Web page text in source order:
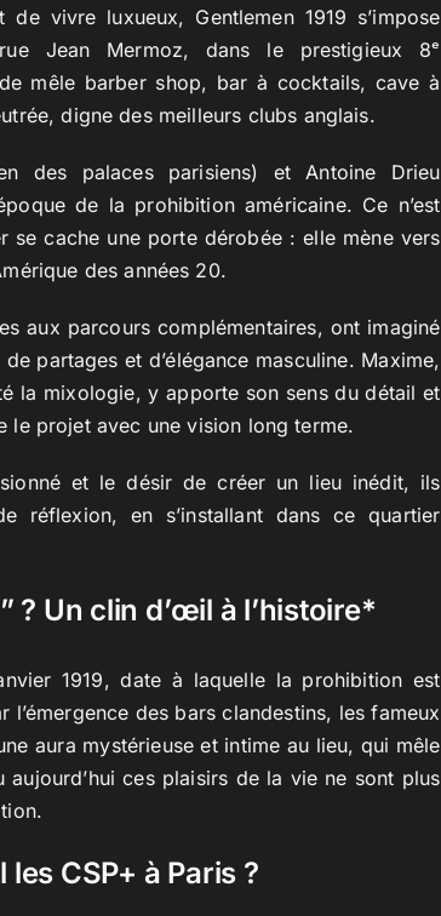
vivre luxueux, Gentlemen 1919 s’impose
Jean Mermoz, dans le prestigieux 8ᵉ
mêle barber shop, bar à cocktails, cave à
digne des meilleurs clubs anglais.
des palaces parisiens) et Antoine Drieu
de la prohibition américaine. Ce n’est
cache une porte dérobée : elle mène vers
des années 20.
aux parcours complémentaires, ont imaginé
partages et d’élégance masculine. Maxime,
la mixologie, y apporte son sens du détail et
le projet avec une vision long terme.
et le désir de créer un lieu inédit, ils
réflexion, en s’installant dans ce quartier
? Un clin d’œil à l’histoire*
1919, date à laquelle la prohibition est
des bars clandestins, les fameux
aura mystérieuse et intime au lieu, qui mêle
ces plaisirs de la vie ne sont plus
CSP+ à Paris ?